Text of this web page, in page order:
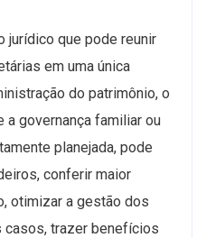
jurídico que pode reunir
em uma única
do patrimônio, o
governança familiar ou
planejada, pode
conferir maior
otimizar a gestão dos
casos, trazer benefícios